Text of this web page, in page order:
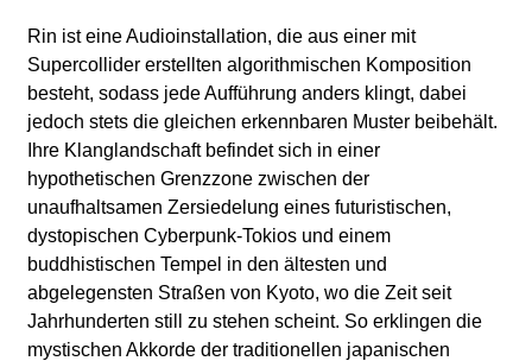
s
a
b
o
Rin ist eine Audioinstallation, die aus einer mit
Supercollider erstellten algorithmischen Komposition
besteht, sodass jede Aufführung anders klingt, dabei
jedoch stets die gleichen erkennbaren Muster beibehält.
Ihre Klanglandschaft befindet sich in einer
hypothetischen Grenzzone zwischen der
unaufhaltsamen Zersiedelung eines futuristischen,
dystopischen Cyberpunk-Tokios und einem
buddhistischen Tempel in den ältesten und
abgelegensten Straßen von Kyoto, wo die Zeit seit
Jahrhunderten still zu stehen scheint. So erklingen die
mystischen Akkorde der traditionellen japanischen